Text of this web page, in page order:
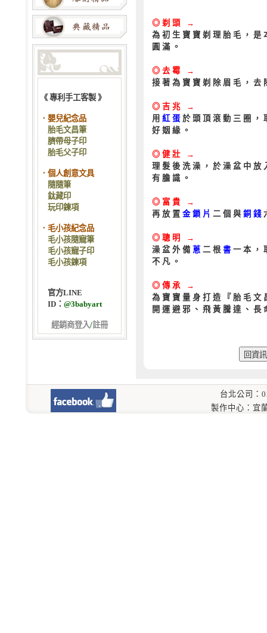
《 專利手工客製 》
．嬰兒紀念品
胎毛文昌筆
臍帶母子印
胎毛父子印
．個人創意文具
隨隨筆
鈦藏印
玩印鍊項
．毛小孩紀念品
毛小孩隨寵筆
毛小孩寵子印
毛小孩鍊項
官方LINE
ID： @3babyart
經銷商登入/註冊
◎剃頭 →
為初生寶寶剃理胎毛，
圓滿。
◎去霉 →
接著為寶寶剃除眉毛，
◎吉兆 →
用 紅蛋 於頭頂滾動三圈，
好姻緣。
◎健壯 →
理髮後洗澡，於澡盆中放
有膽識。
◎富貴 →
再放置 金鎖片 二個與 銅錢
◎聰明 →
澡盆外備 蔥 二根 書 一本，
不凡。
◎傳承 →
為寶寶量身打造『胎毛
開運避邪、飛黃騰達、長
台北公司：
製作中心：宜